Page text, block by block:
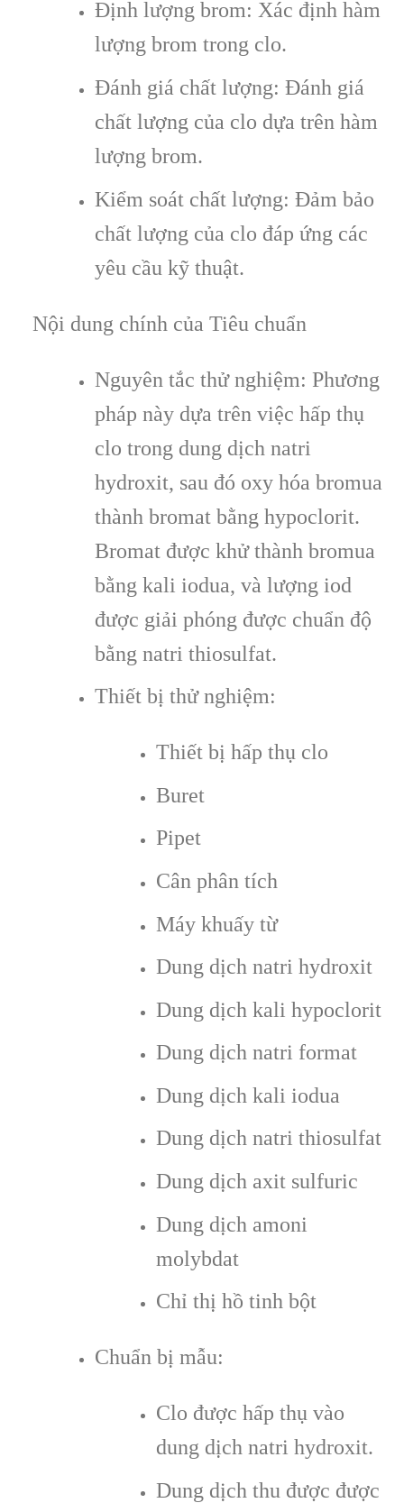
Định lượng brom: Xác định hàm
lượng brom trong clo.
Đánh giá chất lượng: Đánh giá
chất lượng của clo dựa trên hàm
lượng brom.
Kiểm soát chất lượng: Đảm bảo
chất lượng của clo đáp ứng các
yêu cầu kỹ thuật.
Nội dung chính của Tiêu chuẩn
Nguyên tắc thử nghiệm: Phương
pháp này dựa trên việc hấp thụ
clo trong dung dịch natri
hydroxit, sau đó oxy hóa bromua
thành bromat bằng hypoclorit.
Bromat được khử thành bromua
bằng kali iodua, và lượng iod
được giải phóng được chuẩn độ
bằng natri thiosulfat.
Thiết bị thử nghiệm:
Thiết bị hấp thụ clo
Buret
Pipet
Cân phân tích
Máy khuấy từ
Dung dịch natri hydroxit
Dung dịch kali hypoclorit
Dung dịch natri format
Dung dịch kali iodua
Dung dịch natri thiosulfat
Dung dịch axit sulfuric
Dung dịch amoni
molybdat
Chỉ thị hồ tinh bột
Chuẩn bị mẫu:
Clo được hấp thụ vào
dung dịch natri hydroxit.
Dung dịch thu được được